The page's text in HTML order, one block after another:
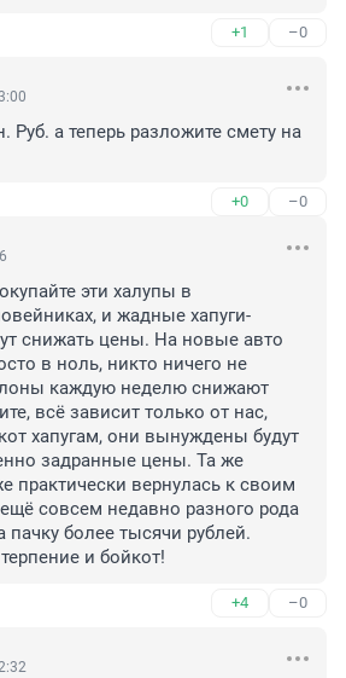
+1 –0
Руб. а теперь разложите смету на
+0 –0
эти халупы в
и жадные хапуги-
снижать цены. На новые авто
в ноль, никто ничего не
каждую неделю снижают
всё зависит только от нас,
хапугам, они вынуждены будут
задранные цены. Та же
практически вернулась к своим
совсем недавно разного рода
более тысячи рублей.
и бойкот!
+4 –0